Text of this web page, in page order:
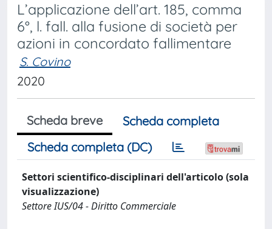
L’applicazione dell’art. 185, comma
6°, l. fall. alla fusione di società per
azioni in concordato fallimentare
S. Covino
2020
Scheda breve
Scheda completa
Scheda completa (DC)
Settori scientifico-disciplinari dell'articolo (sola
visualizzazione)
Settore IUS/04 - Diritto Commerciale